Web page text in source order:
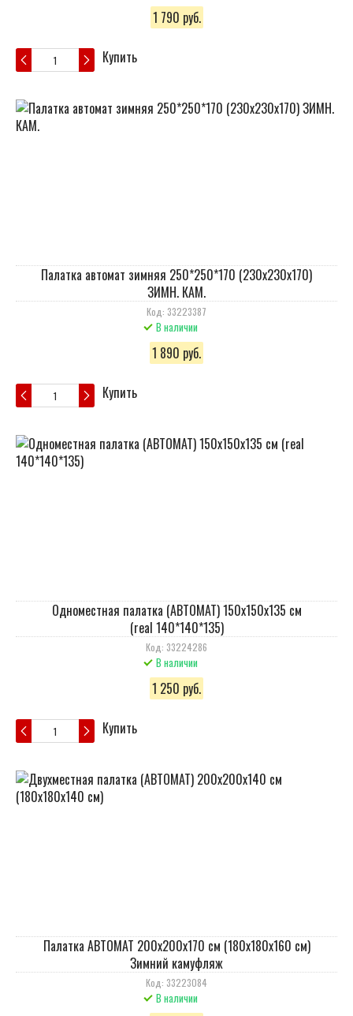
1 790 руб.
Купить
Палатка автомат зимняя 250*250*170 (230х230х170)
ЗИМН. КАМ.
Код: 33223387
В наличии
1 890 руб.
Купить
Одноместная палатка (АВТОМАТ) 150х150х135 см
(real 140*140*135)
Код: 33224286
В наличии
1 250 руб.
Купить
Палатка АВТОМАТ 200х200х170 см (180х180х160 см)
Зимний камуфляж
Код: 33223084
В наличии